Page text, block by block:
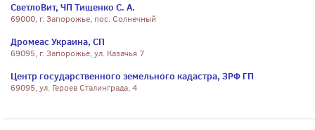
СветлоВит, ЧП Тищенко С. А.
69000, г. Запорожье, пос. Солнечный
Дромеас Украина, СП
69095, г. Запорожье, ул. Казачья 7
Центр государственного земельного кадастра, ЗРФ ГП
69095, ул. Героев Сталинграда, 4